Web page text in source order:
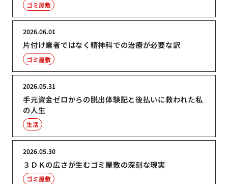
ゴミ屋敷
片付け業者ではなく精神科での治療が必要な訳
2026.06.01
ゴミ屋敷
手元資金ゼロからの脱出体験記と後払いに救われた私
の人生
2026.05.31
生活
３ＤＫの広さが生むゴミ屋敷の深刻な現実
2026.05.30
ゴミ屋敷